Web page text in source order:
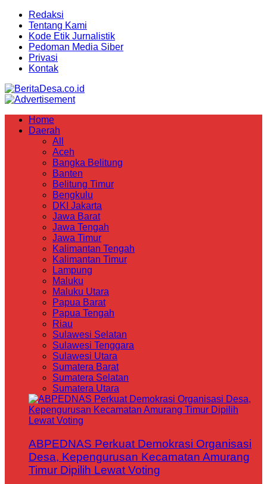
Redaksi
Tentang Kami
Kode Etik Jurnalistik
Pedoman Media Siber
Privasi
Kontak
Home
Daerah
All
Aceh
Bangka Belitung
Banten
Belitung Timur
Bengkulu
DKI Jakarta
Jawa Barat
Jawa Tengah
Jawa Timur
Kalimantan Tengah
Kalimantan Timur
Lampung
Maluku
Maluku Utara
Papua Barat
Papua Tengah
Riau
Sulawesi Selatan
Sulawesi Tenggara
Sulawesi Utara
Sumatera Barat
Sumatera Selatan
Sumatera Utara
ABPEDNAS Perkuat Demokrasi Organisasi
Desa, Kepengurusan Kecamatan Amurang
Timur Dipilih Lewat Voting